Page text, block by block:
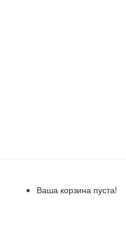
Ваша корзина пуста!